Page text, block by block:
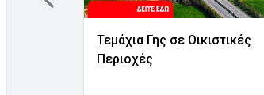
Τεμάχια Γης σε Οικιστικές
Περιοχές